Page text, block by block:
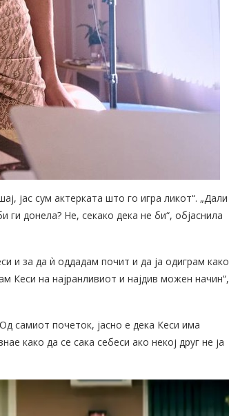
јас сум актерката што го игра ликот“. „Дали
ги донела? Не, секако дека не би“, објаснила
и за да ѝ оддадам почит и да ја одиграм како
Кеси на најранливиот и најдив можен начин“,
самиот почеток, јасно е дека Кеси има
како да се сака себеси ако некој друг не ја